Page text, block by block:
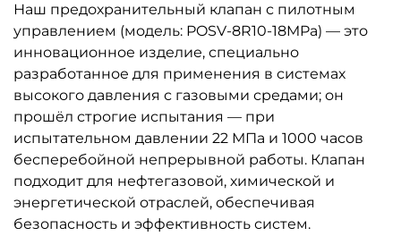
Наш предохранительный клапан с пилотным
управлением (модель: POSV-8R10-18MPa) — это
инновационное изделие, специально
разработанное для применения в системах
высокого давления с газовыми средами; он
прошёл строгие испытания — при
испытательном давлении 22 МПа и 1000 часов
бесперебойной непрерывной работы. Клапан
подходит для нефтегазовой, химической и
энергетической отраслей, обеспечивая
безопасность и эффективность систем.